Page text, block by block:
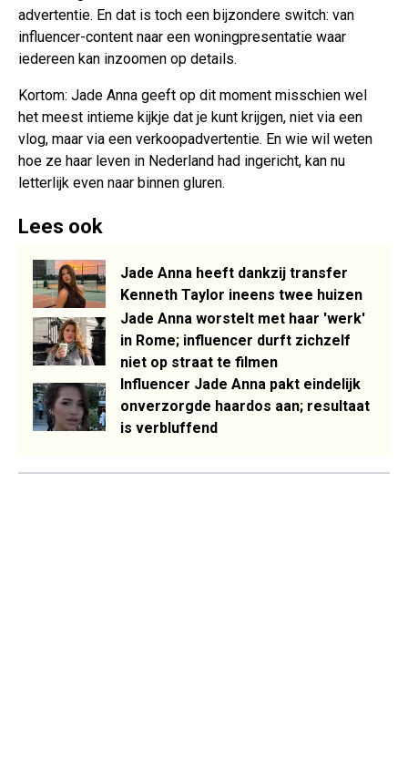
advertentie. En dat is toch een bijzondere switch: van
influencer-content naar een woningpresentatie waar
iedereen kan inzoomen op details.
Kortom: Jade Anna geeft op dit moment misschien wel
het meest intieme kijkje dat je kunt krijgen, niet via een
vlog, maar via een verkoopadvertentie. En wie wil weten
hoe ze haar leven in Nederland had ingericht, kan nu
letterlijk even naar binnen gluren.
Lees ook
Jade Anna heeft dankzij transfer
Kenneth Taylor ineens twee huizen
Jade Anna worstelt met haar 'werk'
in Rome; influencer durft zichzelf
niet op straat te filmen
Influencer Jade Anna pakt eindelijk
onverzorgde haardos aan; resultaat
is verbluffend